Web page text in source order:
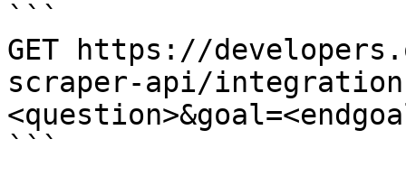
```
GET https://
scraper-api/integration-
```